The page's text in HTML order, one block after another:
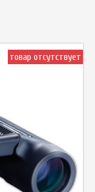
товар отсутствует